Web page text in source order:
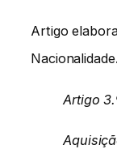
Artigo
Nacionalidade.
Artigo